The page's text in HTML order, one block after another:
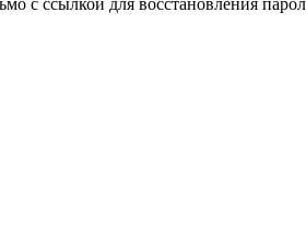
с ссылкой для восстановления